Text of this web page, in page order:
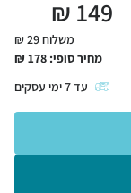
149
₪
משלוח 29 ₪
מחיר סופי: 178
₪
עד7ימי עסקים